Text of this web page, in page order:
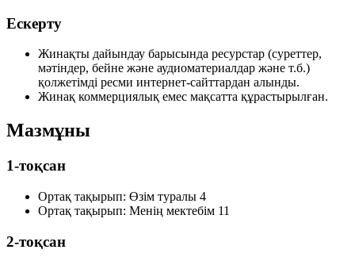
Ескерту
Жинақты дайындау барысында ресурстар (суреттер,
мәтіндер, бейне және аудиоматериалдар және т.б.)
қолжетімді ресми интернет-сайттардан алынды.
Жинақ коммерциялық емес мақсатта құрастырылған.
Мазмұны
1-тоқсан
Ортақ тақырып: Өзім туралы 4
Ортақ тақырып: Менің мектебім 11
2-тоқсан